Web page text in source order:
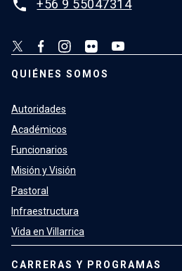
phone +56 9 55047314
QUIÉNES SOMOS
Autoridades
Académicos
Funcionarios
Misión y Visión
Pastoral
Infraestructura
Vida en Villarrica
CARRERAS Y PROGRAMAS